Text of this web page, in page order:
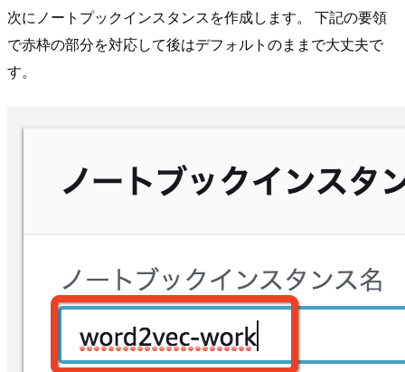
次にノートプックインスタンスを作成します。 下記の要領
で赤枠の部分を対応して後はデフォルトのままで大丈夫で
す。